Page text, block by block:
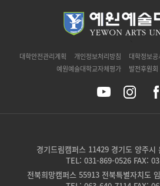
대학안전관리계획 개인정보처리방침 대학정보공
예원예술대학교자체평가
발전후원회
경기드림캠퍼스 11429 경기도 양주시
TEL: 031-869-0526 FAX:
전북희망캠퍼스 55913 전북특별자치도